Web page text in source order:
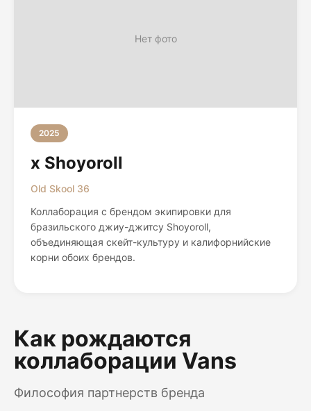
Нет фото
2025
x Shoyoroll
Old Skool 36
Коллаборация с брендом экипировки для
бразильского джиу-джитсу Shoyoroll,
объединяющая скейт-культуру и калифорнийские
корни обоих брендов.
Как рождаются
коллаборации Vans
Философия партнерств бренда